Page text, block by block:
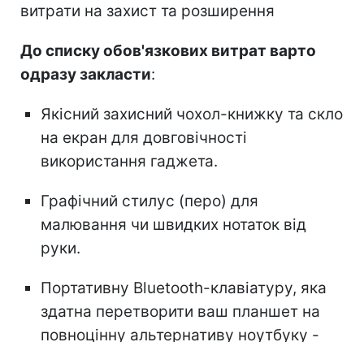
витрати на захист та розширення
До списку обов'язкових витрат варто
одразу закласти:
Якісний захисний чохол-книжку та скло
на екран для довговічності
використання гаджета.
Графічний стилус (перо) для
малювання чи швидких нотаток від
руки.
Портативну Bluetooth-клавіатуру, яка
здатна перетворити ваш планшет на
повноцінну альтернативу ноутбуку -